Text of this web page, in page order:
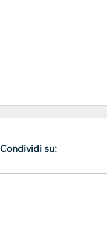
Condividi su: